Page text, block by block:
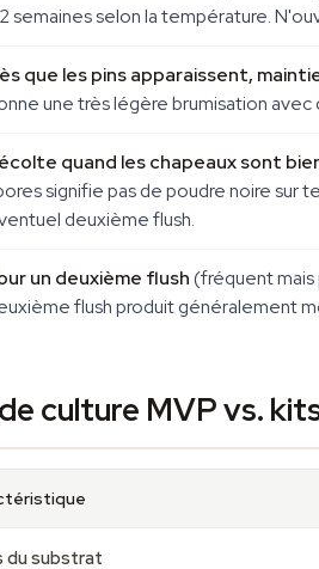
semaines selon la température.
que les pins apparaissent,
une très légère brumisation
quand les chapeaux sont
signifie pas de poudre noire sur
deuxième flush.
un deuxième flush (fréquent
flush produit généralement
culture MVP vs.
du substrat